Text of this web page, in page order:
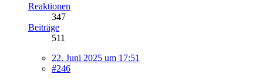
Reaktionen
347
Beiträge
511
22. Juni 2025 um 17:51
#246